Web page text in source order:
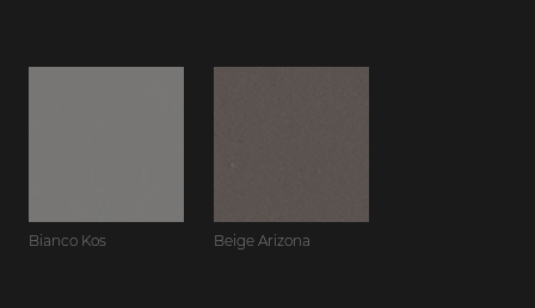
Bianco Kos Beige Arizona